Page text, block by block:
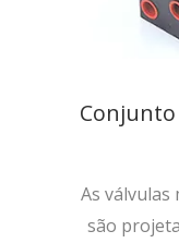
As
são